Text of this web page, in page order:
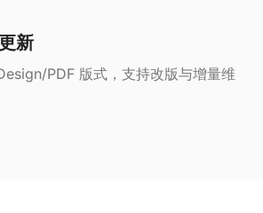
新
PDF 版式，支持改版与增量维